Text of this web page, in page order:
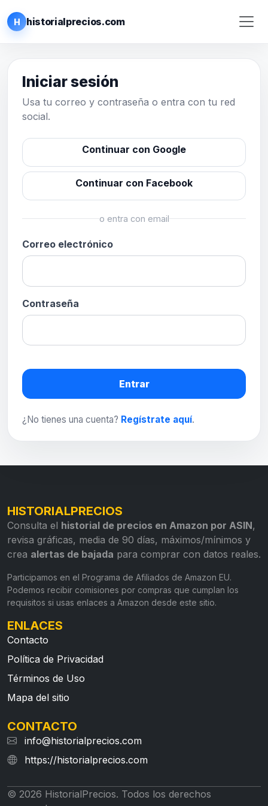
H historialprecios.com
Iniciar sesión
Usa tu correo y contraseña o entra con tu red
social.
Continuar con Google
Continuar con Facebook
o entra con email
Correo electrónico
Contraseña
Entrar
¿No tienes una cuenta? Regístrate aquí.
HISTORIALPRECIOS
Consulta el historial de precios en Amazon por ASIN,
revisa gráficas, media de 90 días, máximos/mínimos y
crea alertas de bajada para comprar con datos reales.
Participamos en el Programa de Afiliados de Amazon EU.
Podemos recibir comisiones por compras que cumplan los
requisitos si usas enlaces a Amazon desde este sitio.
ENLACES
Contacto
Política de Privacidad
Términos de Uso
Mapa del sitio
CONTACTO
info@historialprecios.com
https://historialprecios.com
© 2026 HistorialPrecios. Todos los derechos